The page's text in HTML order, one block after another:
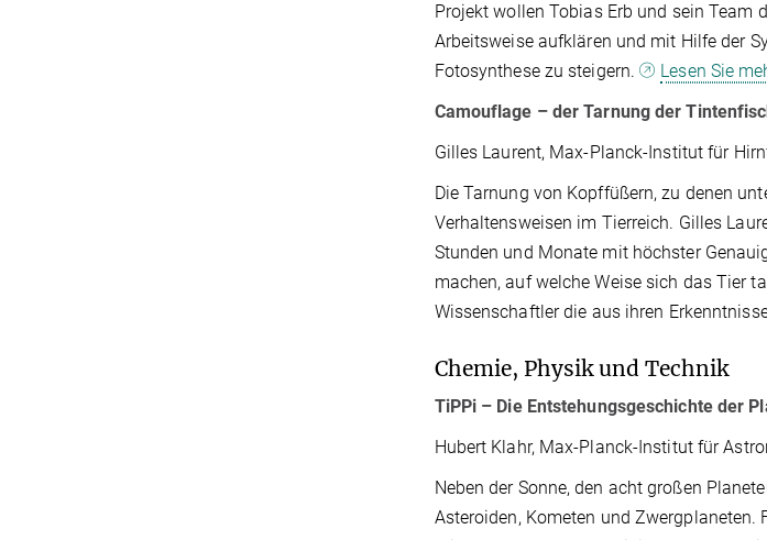
Projekt wollen Tobias Erb und sein Team
Arbeitsweise aufklären und mit Hilfe der
Fotosynthese zu steigern.
Lesen Sie
Camouflage – der Tarnung der
Gilles Laurent, Max-Planck-Institut für
Die Tarnung von Kopffüßern, zu denen
Verhaltensweisen im Tierreich. Gilles
Stunden und Monate mit höchster
machen, auf welche Weise sich das Tier
Wissenschaftler die aus ihren
Chemie, Physik und Technik
TiPPi – Die Entstehungsgeschichte der
Hubert Klahr, Max-Planck-Institut für
Neben der Sonne, den acht großen
Asteroiden, Kometen und